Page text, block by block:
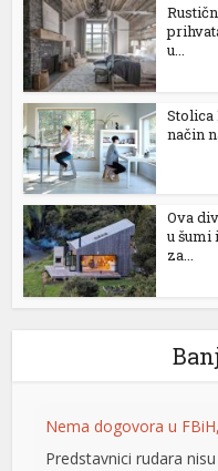
u...
način
Ova
u šumi
za...
Nema dogovora u
Predstavnici rudara